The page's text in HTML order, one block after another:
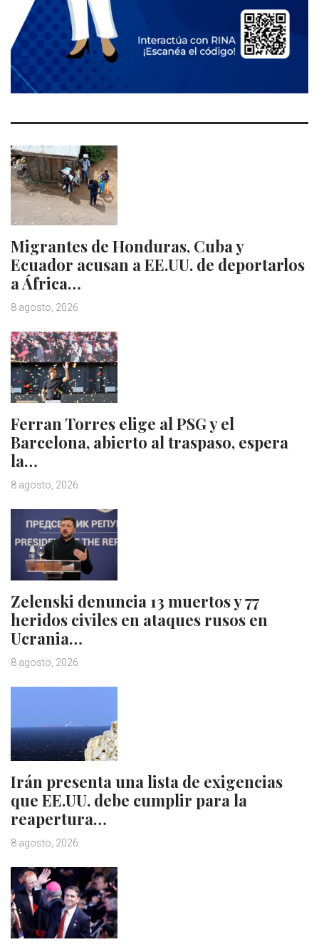
Migrantes de Honduras, Cuba y
Ecuador acusan a EE.UU. de deportarlos
a África…
8 agosto, 2026
Ferran Torres elige al PSG y el
Barcelona, abierto al traspaso, espera
la…
8 agosto, 2026
Zelenski denuncia 13 muertos y 77
heridos civiles en ataques rusos en
Ucrania…
8 agosto, 2026
Irán presenta una lista de exigencias
que EE.UU. debe cumplir para la
reapertura…
8 agosto, 2026